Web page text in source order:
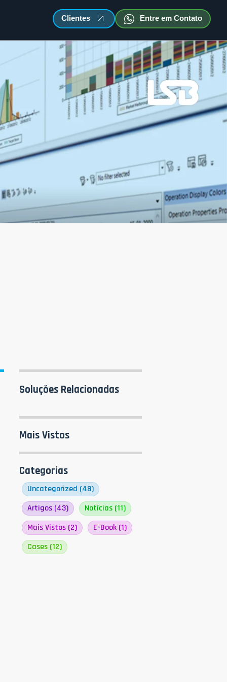
Clientes Entre em Contato
Soluções Relacionadas
Mais Vistos
Categorias
Uncategorized (48)
Artigos (43) Notícias (11)
Mais Vistos (2) E-Book (1)
Cases (12)